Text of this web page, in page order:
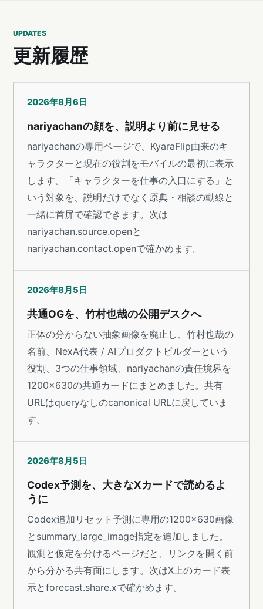
UPDATES
更新履歴
2026年8月6日
nariyachanの顔を、説明より前に見せる
nariyachanの専用ページで、KyaraFlip由来のキ
ャラクターと現在の役割をモバイルの最初に表示
します。「キャラクターを仕事の入口にする」と
いう対象を、説明だけでなく原典・相談の動線と
一緒に首屏で確認できます。次は
nariyachan.source.openと
nariyachan.contact.openで確かめます。
2026年8月5日
共通OGを、竹村也哉の公開デスクへ
正体の分からない抽象画像を廃止し、竹村也哉の
名前、NexA代表 / AIプロダクトビルダーという
役割、3つの仕事領域、nariyachanの責任境界を
1200×630の共通カードにまとめました。共有
URLはqueryなしのcanonical URLに戻していま
す。
2026年8月5日
Codex予測を、大きなXカードで読めるよ
うに
Codex追加リセット予測に専用の1200×630画像
とsummary_large_image指定を追加しました。
観測と仮定を分けるページだと、リンクを開く前
から分かる共有面にします。次はX上のカード表
示とforecast.share.xで確かめます。